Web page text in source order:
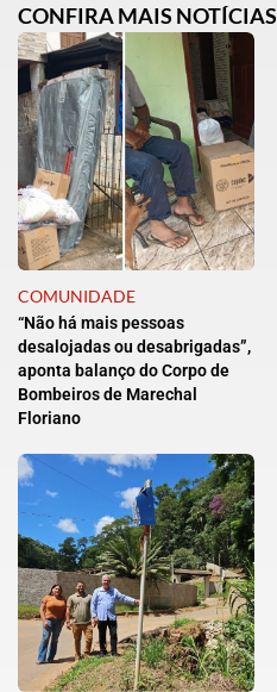
CONFIRA MAIS NOTÍCIAS
COMUNIDADE
“Não há mais pessoas
desalojadas ou desabrigadas”,
aponta balanço do Corpo de
Bombeiros de Marechal
Floriano